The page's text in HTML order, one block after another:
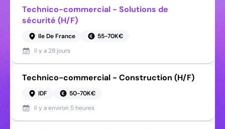
Technico-commercial - Solutions de
sécurité (H/F)
Ile De France
55-70K€
Il y a 28 jours
Technico-commercial - Construction (H/F)
IDF
50-70K€
Il y aenviron 5 heures